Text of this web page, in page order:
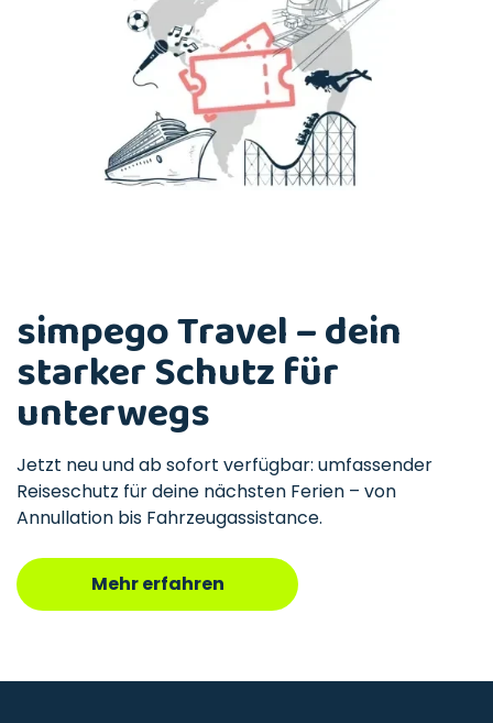
simpego Travel – dein
starker Schutz für
unterwegs
Jetzt neu und ab sofort verfügbar: umfassender
Reiseschutz für deine nächsten Ferien – von
Annullation bis Fahrzeugassistance.
Mehr erfahren